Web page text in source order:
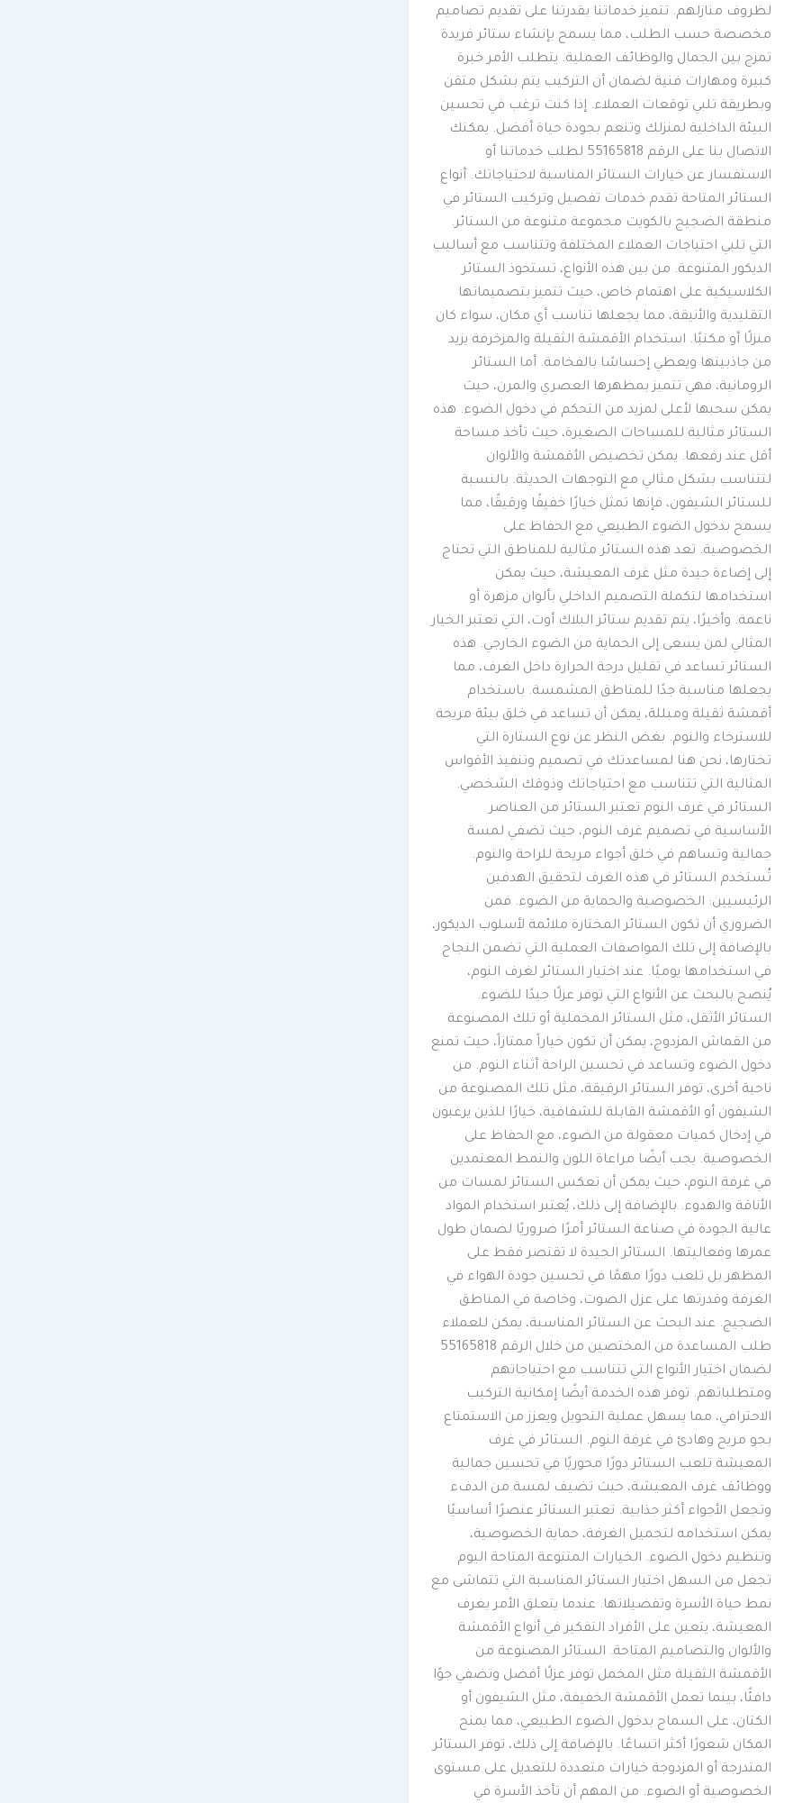
لظروف منازلهم. تتميز خدماتنا بقدرتنا على تقديم تصاميم
مخصصة حسب الطلب، مما يسمح بإنشاء ستائر فريدة
تمزج بين الجمال والوظائف العملية. يتطلب الأمر خبرة
كبيرة ومهارات فنية لضمان أن التركيب يتم بشكل متقن
وبطريقة تلبي توقعات العملاء. إذا كنت ترغب في تحسين
البيئة الداخلية لمنزلك وتنعم بجودة حياة أفضل. يمكنك
الاتصال بنا على الرقم 55165818 لطلب خدماتنا أو
الاستفسار عن خيارات الستائر المناسبة لاحتياجاتك. أنواع
الستائر المتاحة تقدم خدمات تفصيل وتركيب الستائر في
منطقة الضجيج بالكويت مجموعة متنوعة من الستائر.
التي تلبي احتياجات العملاء المختلفة وتتناسب مع أساليب
الديكور المتنوعة. من بين هذه الأنواع، تستحوذ الستائر
الكلاسيكية على اهتمام خاص، حيث تتميز بتصميماتها
التقليدية والأنيقة، مما يجعلها تناسب أي مكان، سواء كان
منزلًا أو مكتبًا. استخدام الأقمشة الثقيلة والمزخرفة يزيد
من جاذبيتها ويعطي إحساسًا بالفخامة. أما الستائر
الرومانية، فهي تتميز بمظهرها العصري والمرن، حيث
يمكن سحبها لأعلى لمزيد من التحكم في دخول الضوء. هذه
الستائر مثالية للمساحات الصغيرة، حيث تأخذ مساحة
أقل عند رفعها. يمكن تخصيص الأقمشة والألوان
لتتناسب بشكل مثالي مع التوجهات الحديثة. بالنسبة
للستائر الشيفون، فإنها تمثل خيارًا خفيفًا ورقيقًا، مما
يسمح بدخول الضوء الطبيعي مع الحفاظ على
الخصوصية. تعد هذه الستائر مثالية للمناطق التي تحتاج
إلى إضاءة جيدة مثل غرف المعيشة، حيث يمكن
استخدامها لتكملة التصميم الداخلي بألوان مزهرة أو
ناعمة. وأخيرًا، يتم تقديم ستائر البلاك أوت، التي تعتبر الخيار
المثالي لمن يسعى إلى الحماية من الضوء الخارجي. هذه
الستائر تساعد في تقليل درجة الحرارة داخل الغرف، مما
يجعلها مناسبة جدًا للمناطق المشمسة. باستخدام
أقمشة ثقيلة ومبللة، يمكن أن تساعد في خلق بيئة مريحة
للاسترخاء والنوم. بغض النظر عن نوع الستارة التي
تختارها، نحن هنا لمساعدتك في تصميم وتنفيذ الأقواس
المثالية التي تتناسب مع احتياجاتك وذوقك الشخصي.
الستائر في غرف النوم تعتبر الستائر من العناصر
الأساسية في تصميم غرف النوم، حيث تضفي لمسة
جمالية وتساهم في خلق أجواء مريحة للراحة والنوم.
تُستخدم الستائر في هذه الغرف لتحقيق الهدفين
الرئيسيين: الخصوصية والحماية من الضوء. فمن
الضروري أن تكون الستائر المختارة ملائمة لأسلوب الديكور،
بالإضافة إلى تلك المواصفات العملية التي تضمن النجاح
في استخدامها يوميًا. عند اختيار الستائر لغرف النوم،
يُنصح بالبحث عن الأنواع التي توفر عزلًا جيدًا للضوء.
الستائر الأثقل، مثل الستائر المخملية أو تلك المصنوعة
من القماش المزدوج، يمكن أن تكون خياراً ممتازاً، حيث تمنع
دخول الضوء وتساعد في تحسين الراحة أثناء النوم. من
ناحية أخرى، توفر الستائر الرقيقة، مثل تلك المصنوعة من
الشيفون أو الأقمشة القابلة للشفافية، خيارًا للذين يرغبون
في إدخال كميات معقولة من الضوء، مع الحفاظ على
الخصوصية. يجب أيضًا مراعاة اللون والنمط المعتمدين
في غرفة النوم، حيث يمكن أن تعكس الستائر لمسات من
الأناقة والهدوء. بالإضافة إلى ذلك، يُعتبر استخدام المواد
عالية الجودة في صناعة الستائر أمرًا ضروريًا لضمان طول
عمرها وفعاليتها. الستائر الجيدة لا تقتصر فقط على
المظهر بل تلعب دورًا مهمًا في تحسين جودة الهواء في
الغرفة وقدرتها على عزل الصوت، وخاصة في المناطق
الضجيج. عند البحث عن الستائر المناسبة، يمكن للعملاء
طلب المساعدة من المختصين من خلال الرقم 55165818
لضمان اختيار الأنواع التي تتناسب مع احتياجاتهم
ومتطلباتهم. توفر هذه الخدمة أيضًا إمكانية التركيب
الاحترافي، مما يسهل عملية التحويل ويعزز من الاستمتاع
بجو مريح وهادئ في غرفة النوم. الستائر في غرف
المعيشة تلعب الستائر دورًا محوريًا في تحسين جمالية
ووظائف غرف المعيشة، حيث تضيف لمسة من الدفء
وتجعل الأجواء أكثر جذابية. تعتبر الستائر عنصرًا أساسيًا
يمكن استخدامه لتجميل الغرفة، حماية الخصوصية،
وتنظيم دخول الضوء. الخيارات المتنوعة المتاحة اليوم
تجعل من السهل اختيار الستائر المناسبة التي تتماشى مع
نمط حياة الأسرة وتفضيلاتها. عندما يتعلق الأمر بغرف
المعيشة، يتعين على الأفراد التفكير في أنواع الأقمشة
والألوان والتصاميم المتاحة. الستائر المصنوعة من
الأقمشة الثقيلة مثل المخمل توفر عزلًا أفضل وتضفي جوًا
دافئًا، بينما تعمل الأقمشة الخفيفة، مثل الشيفون أو
الكتان، على السماح بدخول الضوء الطبيعي، مما يمنح
المكان شعورًا أكثر اتساعًا. بالإضافة إلى ذلك، توفر الستائر
المتدرجة أو المزدوجة خيارات متعددة للتعديل على مستوى
الخصوصية أو الضوء. من المهم أن تأخذ الأسرة في